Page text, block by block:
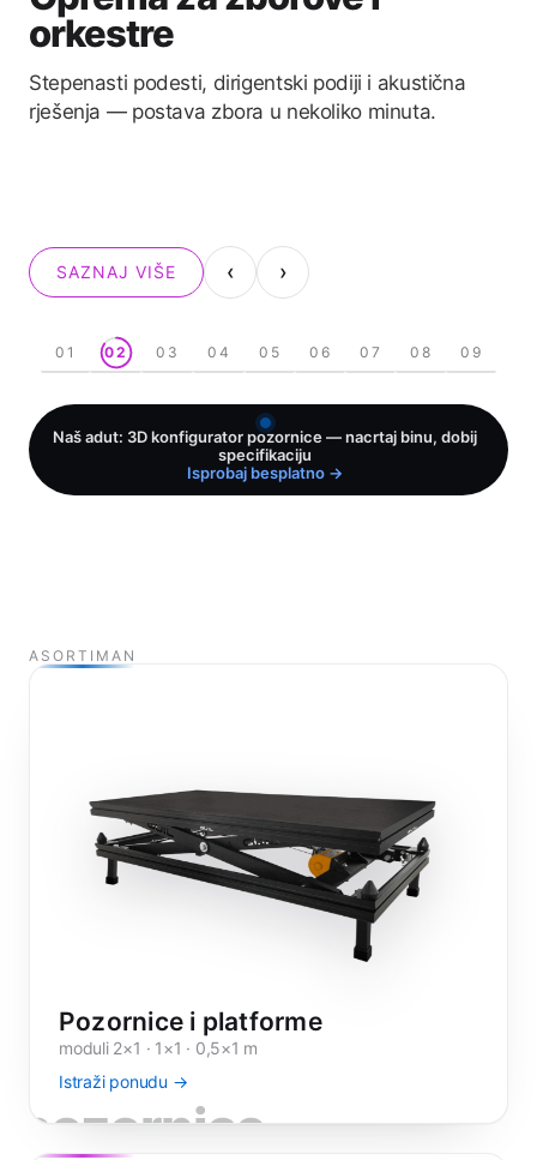
Oprema za evente
Plesni podiji, modne piste, barijere za publiku i
govornice — sve što manifestacija treba uz samu
SAZNAJ VIŠE ‹ ›
01 02 03 04 05 06 07 08 09
Naš adut: 3D konfigurator pozornice — nacrtaj binu, dobij
specifikaciju
Isprobaj besplatno →
ASORTIMAN
pozornice
Pozornice i platforme
moduli 2×1 · 1×1 · 0,5×1 m
Istraži ponudu →